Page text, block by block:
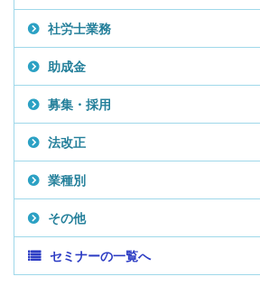
社労士業務
助成金
募集・採用
法改正
業種別
その他
セミナーの一覧へ